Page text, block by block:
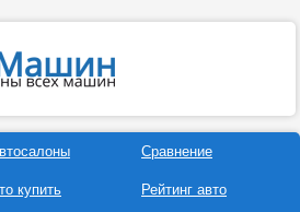
купить
Сравнение
Рейтинг авто